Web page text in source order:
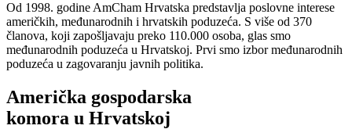
Od 1998. godine AmCham Hrvatska predstavlja poslovne interese
američkih, međunarodnih i hrvatskih poduzeća. S više od 370
članova, koji zapošljavaju preko 110.000 osoba, glas smo
međunarodnih poduzeća u Hrvatskoj. Prvi smo izbor međunarodnih
poduzeća u zagovaranju javnih politika.
Američka gospodarska
komora u Hrvatskoj